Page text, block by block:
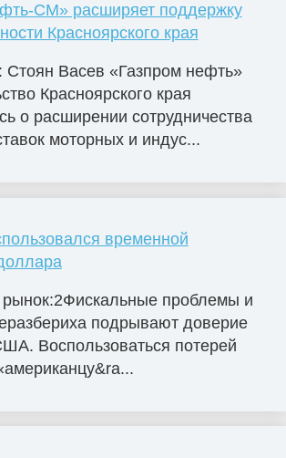
СМ» расширяет поддержку
Красноярского края
Стоян Васев «Газпром нефть»
Красноярского края
о расширении сотрудничества
моторных и индус...
временной
проблемы и
подрывают доверие
Воспользоваться потерей